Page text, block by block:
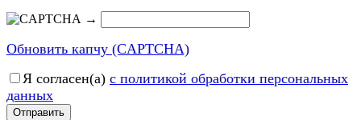
→
Обновить капчу (CAPTCHA)
Я согласен(a) с политикой обработки персональных
данных
Отправить